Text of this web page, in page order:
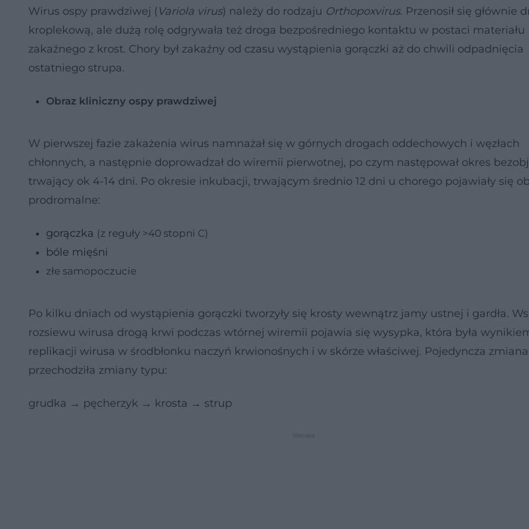
Wirus ospy prawdziwej (Variola virus) należy do rodzaju Orthopoxvirus. Przenosił się głównie
kroplekową, ale dużą rolę odgrywała też droga bezpośredniego kontaktu w postaci materiału
zakaźnego z krost. Chory był zakaźny od czasu wystąpienia gorączki aż do chwili odpadnięcia
ostatniego strupa.
Obraz kliniczny ospy prawdziwej
W pierwszej fazie zakażenia wirus namnażał się w górnych drogach oddechowych i węzłach
chłonnych, a następnie doprowadzał do wiremii pierwotnej, po czym następował okres
trwający ok 4-14 dni. Po okresie inkubacji, trwającym średnio 12 dni u chorego pojawiały się
prodromalne:
gorączka (z reguły >40 stopni C)
bóle mięśni
złe samopoczucie
Po kilku dniach od wystąpienia gorączki tworzyły się krosty wewnątrz jamy ustnej i gardła.
rozsiewu wirusa drogą krwi podczas wtórnej wiremii pojawia się wysypka, która była
replikacji wirusa w środbłonku naczyń krwionośnych i w skórze właściwej. Pojedyncza
przechodziła zmiany typu:
grudka → pęcherzyk → krosta → strup